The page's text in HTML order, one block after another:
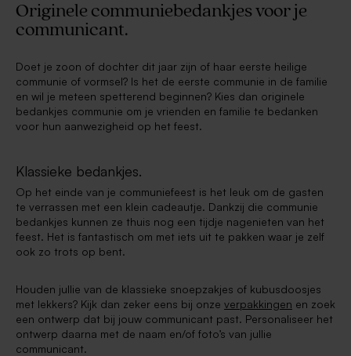
Originele communiebedankjes voor je
communicant.
Doet je zoon of dochter dit jaar zijn of haar eerste heilige
communie of vormsel? Is het de eerste communie in de familie
en wil je meteen spetterend beginnen? Kies dan originele
bedankjes communie om je vrienden en familie te bedanken
voor hun aanwezigheid op het feest.
Klassieke bedankjes.
Op het einde van je communiefeest is het leuk om de gasten
te verrassen met een klein cadeautje. Dankzij die communie
bedankjes kunnen ze thuis nog een tijdje nagenieten van het
feest. Het is fantastisch om met iets uit te pakken waar je zelf
ook zo trots op bent.
Houden jullie van de klassieke snoepzakjes of kubusdoosjes
met lekkers? Kijk dan zeker eens bij onze verpakkingen en zoek
een ontwerp dat bij jouw communicant past. Personaliseer het
ontwerp daarna met de naam en/of foto’s van jullie
communicant.